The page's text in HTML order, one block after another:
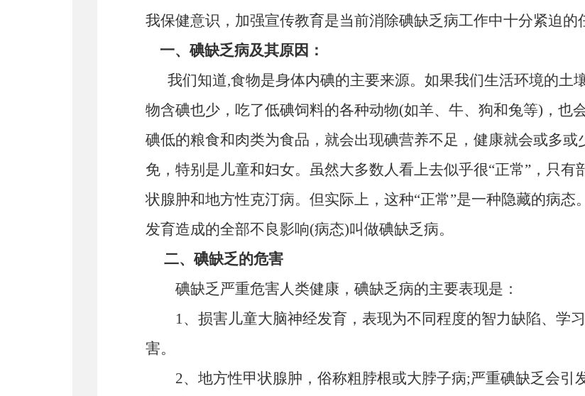
我保健意识，加强宣传教育是当前消除碘缺乏病工作中十分紧迫的
一、碘缺乏病及其原因：
我们知道,食物是身体内碘的主要来源。如果我们生活环境的土
物含碘也少，吃了低碘饲料的各种动物(如羊、牛、狗和兔等)，也
碘低的粮食和肉类为食品，就会出现碘营养不足，健康就会或多
免，特别是儿童和妇女。虽然大多数人看上去似乎很“正常”，只有
状腺肿和地方性克汀病。但实际上，这种“正常”是一种隐藏的病态
发育造成的全部不良影响(病态)叫做碘缺乏病。
二、碘缺乏的危害
碘缺乏严重危害人类健康，碘缺乏病的主要表现是：
1、损害儿童大脑神经发育，表现为不同程度的智力缺陷、学
害。
2、地方性甲状腺肿，俗称粗脖根或大脖子病;严重碘缺乏会引